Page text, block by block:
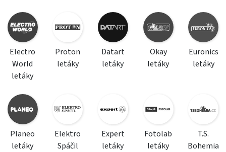
Electro
World
letáky
Proton
letáky
Datart
letáky
Okay
letáky
Euronics
letáky
Planeo
letáky
Elektro
Spáčil
Expert
letáky
Fotolab
letáky
T.S.
Bohemia